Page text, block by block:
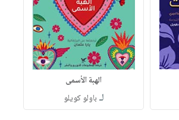
الهبة الأسمى
لـ باولو كويلو